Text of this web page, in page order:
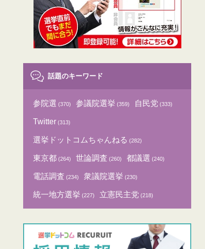
話題のキーワード
参院選 (370) 参議院選挙 (359) 自民党 (333)
Twitter (313)
選挙ドットコムちゃんねる (282)
東京都 (264) 世論調査 (260) 都議選 (240)
電話調査 (234) 衆議院選挙 (230)
統一地方選挙 (227) 立憲民主党 (218)